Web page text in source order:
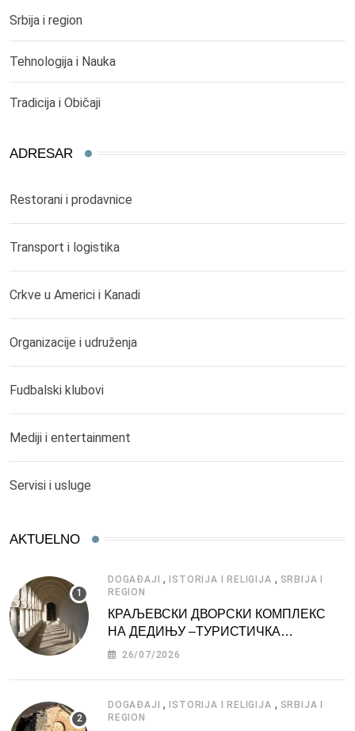
Srbija i region
Tehnologija i Nauka
Tradicija i Običaji
ADRESAR
Restorani i prodavnice
Transport i logistika
Crkve u Americi i Kanadi
Organizacije i udruženja
Fudbalski klubovi
Mediji i entertainment
Servisi i usluge
AKTUELNO
DOGAĐAJI ,ISTORIJA I RELIGIJA , SRBIJA I
REGION
КРАЉЕВСКИ ДВОРСКИ КОМПЛЕКС
НА ДЕДИЊУ –ТУРИСТИЧКА
АТРАКЦИЈА
26/07/2026
DOGAĐAJI ,ISTORIJA I RELIGIJA , SRBIJA I
REGION